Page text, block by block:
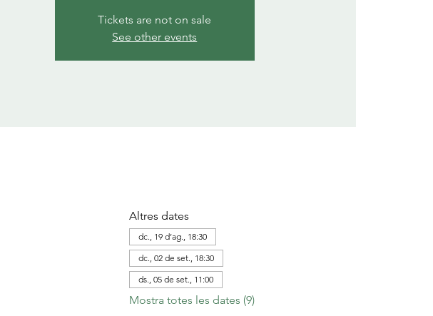
Tickets are not on sale
See other events
Altres dates
dc., 19 d’ag., 18:30
dc., 02 de set., 18:30
ds., 05 de set., 11:00
Mostra totes les dates (9)